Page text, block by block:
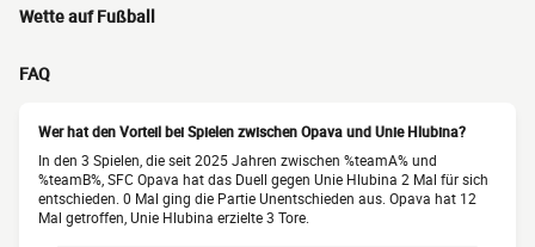
Wette auf Fußball
FAQ
Wer hat den Vorteil bei Spielen zwischen Opava und Unie Hlubina?
In den 3 Spielen, die seit 2025 Jahren zwischen %teamA% und
%teamB%, SFC Opava hat das Duell gegen Unie Hlubina 2 Mal für sich
entschieden. 0 Mal ging die Partie Unentschieden aus. Opava hat 12
Mal getroffen, Unie Hlubina erzielte 3 Tore.